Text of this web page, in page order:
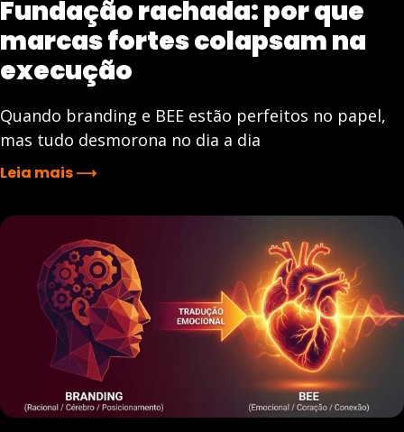
Fundação rachada: por que
marcas fortes colapsam na
execução
Quando branding e BEE estão perfeitos no papel,
mas tudo desmorona no dia a dia
Leia mais ⟶